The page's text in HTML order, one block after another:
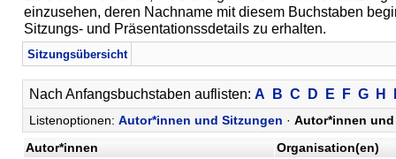
einzusehen, deren Nachname mit diesem Buchstaben
Sitzungs- und Präsentationssdetails zu erhalten.
Sitzungsübersicht
Nach Anfangsbuchstaben auflisten: A B C D E F G H
Listenoptionen: Autor*innen und Sitzungen · Autor*innen
Autor*innen
Organisation(en)